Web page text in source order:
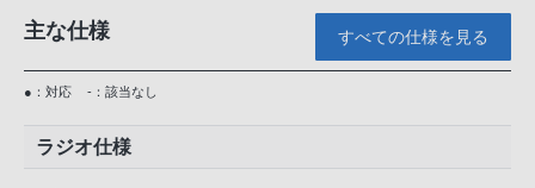
主な仕様 すべての仕様を見る
●：対応 -：該当なし
ラジオ仕様